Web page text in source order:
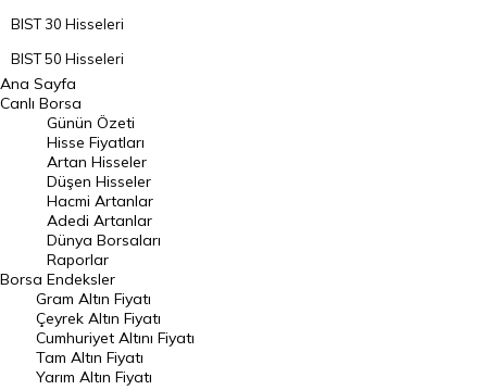
BIST 30 Hisseleri
BIST 50 Hisseleri
BIST 100 Hisseleri
En Çok Artan Hisseler
En Çok Düşen Hisseler
Hacmi Artanlar
Geçmiş Kapanışlar
Dünya Borsaları
Raporlar
Endeksler
DÖVİZ
Ana Sayfa
Canlı Borsa
Borsa
Günün Özeti
Hisse Fiyatları
Artan Hisseler
Düşen Hisseler
Hacmi Artanlar
Adedi Artanlar
Dünya Borsaları
Raporlar
Endeksler
Gram Altın Fiyatı
Çeyrek Altın Fiyatı
Cumhuriyet Altını Fiyatı
Tam Altın Fiyatı
Yarım Altın Fiyatı